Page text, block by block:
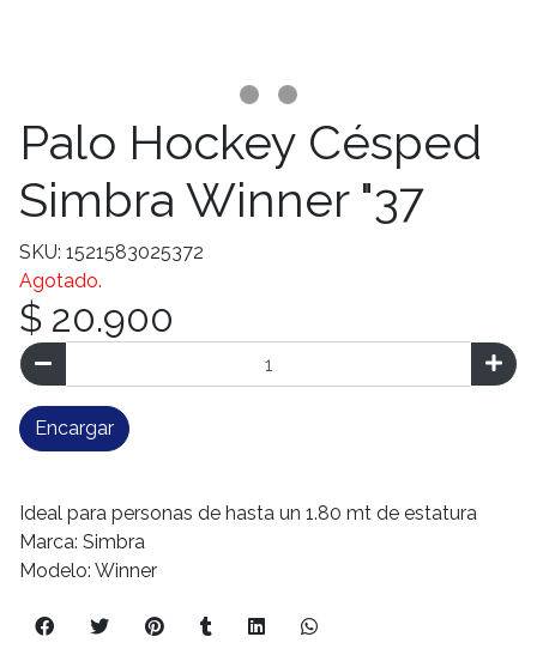
Palo Hockey Césped
Simbra Winner "37
SKU: 1521583025372
Agotado.
$ 20.900
Encargar
Ideal para personas de hasta un 1.80 mt de estatura
Marca: Simbra
Modelo: Winner